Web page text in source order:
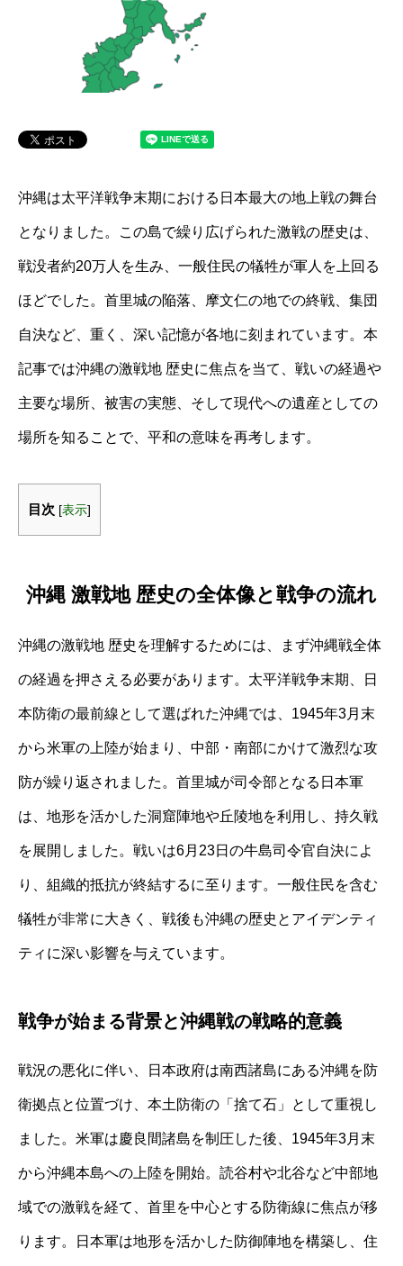
沖縄は太平洋戦争末期における日本最大の地上戦の舞台
となりました。この島で繰り広げられた激戦の歴史は、
戦没者約20万人を生み、一般住民の犠牲が軍人を上回る
ほどでした。首里城の陥落、摩文仁の地での終戦、集団
自決など、重く、深い記憶が各地に刻まれています。本
記事では沖縄の激戦地 歴史に焦点を当て、戦いの経過や
主要な場所、被害の実態、そして現代への遺産としての
場所を知ることで、平和の意味を再考します。
目次 [表示]
沖縄 激戦地 歴史の全体像と戦争の流れ
沖縄の激戦地 歴史を理解するためには、まず沖縄戦全体
の経過を押さえる必要があります。太平洋戦争末期、日
本防衛の最前線として選ばれた沖縄では、1945年3月末
から米軍の上陸が始まり、中部・南部にかけて激烈な攻
防が繰り返されました。首里城が司令部となる日本軍
は、地形を活かした洞窟陣地や丘陵地を利用し、持久戦
を展開しました。戦いは6月23日の牛島司令官自決によ
り、組織的抵抗が終結するに至ります。一般住民を含む
犠牲が非常に大きく、戦後も沖縄の歴史とアイデンティ
ティに深い影響を与えています。
戦争が始まる背景と沖縄戦の戦略的意義
戦況の悪化に伴い、日本政府は南西諸島にある沖縄を防
衛拠点と位置づけ、本土防衛の「捨て石」として重視し
ました。米軍は慶良間諸島を制圧した後、1945年3月末
から沖縄本島への上陸を開始。読谷村や北谷など中部地
域での激戦を経て、首里を中心とする防衛線に焦点が移
ります。日本軍は地形を活かした防御陣地を構築し、住